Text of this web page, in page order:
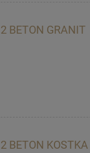
BETON GRANIT
BETON KOSTKA